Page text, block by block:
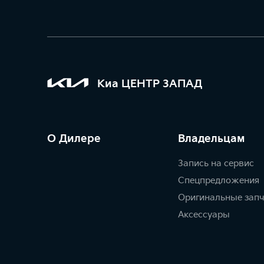
Киа ЦЕНТР ЗАПАД
О Дилере Владельцам
Запись на сервис
Спецпредложения
Оригинальные
Аксессуары